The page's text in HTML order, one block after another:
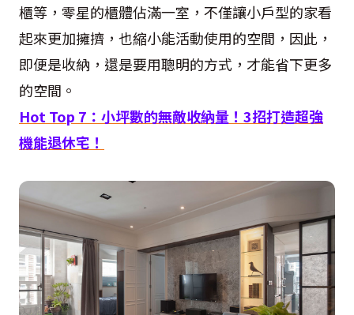
櫃等，零星的櫃體佔滿一室，不僅讓小戶型的家看
起來更加擁擠，也縮小能活動使用的空間，因此，
即便是收納，還是要用聰明的方式，才能省下更多
的空間。
Hot Top 7 ：小坪數的無敵收納量！ 3招打造超強
機能退休宅！